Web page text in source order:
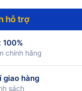
hỗ trợ
100%
chính hãng
giao hàng
sách